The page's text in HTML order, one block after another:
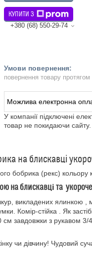
КУПИТИ З
+380 (68) 550-29-74
повернення товару протягом
У компанії підключені
товар не покидаючи сайту.
на блискавці
бобрика (рекс) кольору
на блискавці та
викладених ялинкою ,
Комір-стійка . Як
завдовжки з рукавом
чи дівчину! Чудовий